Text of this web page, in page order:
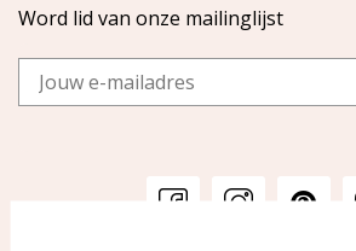
Word lid van onze mailinglijst
Email